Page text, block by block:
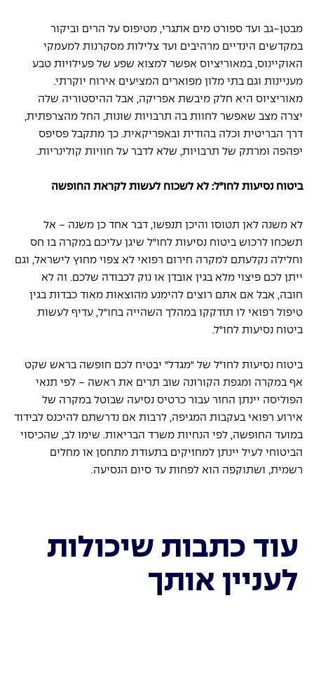
מבטן-גב ועד ספורט מים אתגרי, מטיפוס על הרים וביקור
במקדשים הינדיים מרהיבים ועד צלילות מסקרנות למעמקי
האוקיינוס, במאוריציוס אפשר למצוא שפע של פעילויות טבע
מעניינות וגם בתי מלון מפוארים המציעים אירוח יוקרתי.
מאוריציוס היא חלק מיבשת אפריקה, אבל ההיסטוריה שלה
יצרה מצב שאפשר לחוות בה תרבויות שונות, החל מהצרפתית,
דרך הבריטית וכלה בהודית ובאפריקאית. כך מתקבל פסיפס
יפהפה ומרתק של תרבויות, שלא לדבר על חוויות קולינריות.
ביטוח נסיעות לחו"ל: לא לשכוח לעשות לקראת החופשה
לא משנה לאן תטוסו והיכן תנפשו, דבר אחד כן משנה - אל
תשכחו לרכוש ביטוח נסיעות לחו"ל שיגן עליכם במקרה בו חס
וחלילה נקלעתם למקרה חירום רפואי לא צפוי מחוץ לישראל, וגם
ייתן לכם פיצוי מלא בגין אובדן או נזק לכבודה שלכם. זה לא
חובה, אבל אם אתם רוצים להימנע מהוצאות מאוד כבדות בגין
טיפול רפואי לו תזדקקו במהלך השהייה בחו"ל, עדיף לעשות
ביטוח נסיעות לחו"ל.
ביטוח נסיעות לחו"ל של "מגדל" יבטיח לכם חופשה בראש שקט
אף במקרה ומגפת הקורונה שוב תרים את ראשה - לפי תנאי
הפוליסה יינתן החזר עבור כרטיס נסיעה שבוטל במקרה של
אירוע רפואי בעקבות המגיפה, לרבות אם נדרשתם להיכנס לבידוד
במועד החופשה, לפי הנחיות משרד הבריאות. שימו לב, שהכיסוי
הביטוחי לעיל יינתן למחזיקים בתעודת מתחסן או מחלים
רשמית, ושתוקפה הוא לפחות עד סיום הנסיעה.
עוד כתבות שיכולות
לעניין אותך